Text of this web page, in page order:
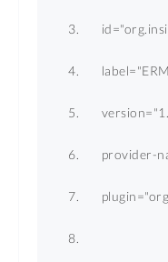
id=
label=
version=
provider-
plugin=